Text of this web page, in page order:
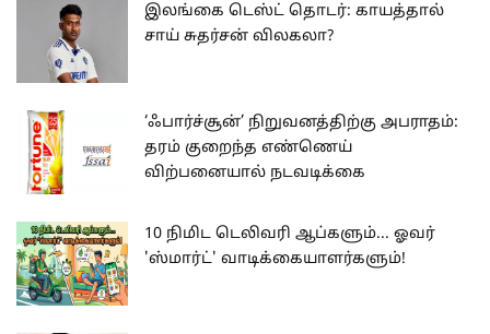
இலங்கை டெஸ்ட் தொடர்: காயத்தால்
சாய் சுதர்சன் விலகலா?
‘ஃபார்ச்சூன்’ நிறுவனத்திற்கு அபராதம்:
தரம் குறைந்த எண்ணெய்
விற்பனையால் நடவடிக்கை
10 நிமிட டெலிவரி ஆப்களும்... ஓவர்
'ஸ்மார்ட்' வாடிக்கையாளர்களும்!